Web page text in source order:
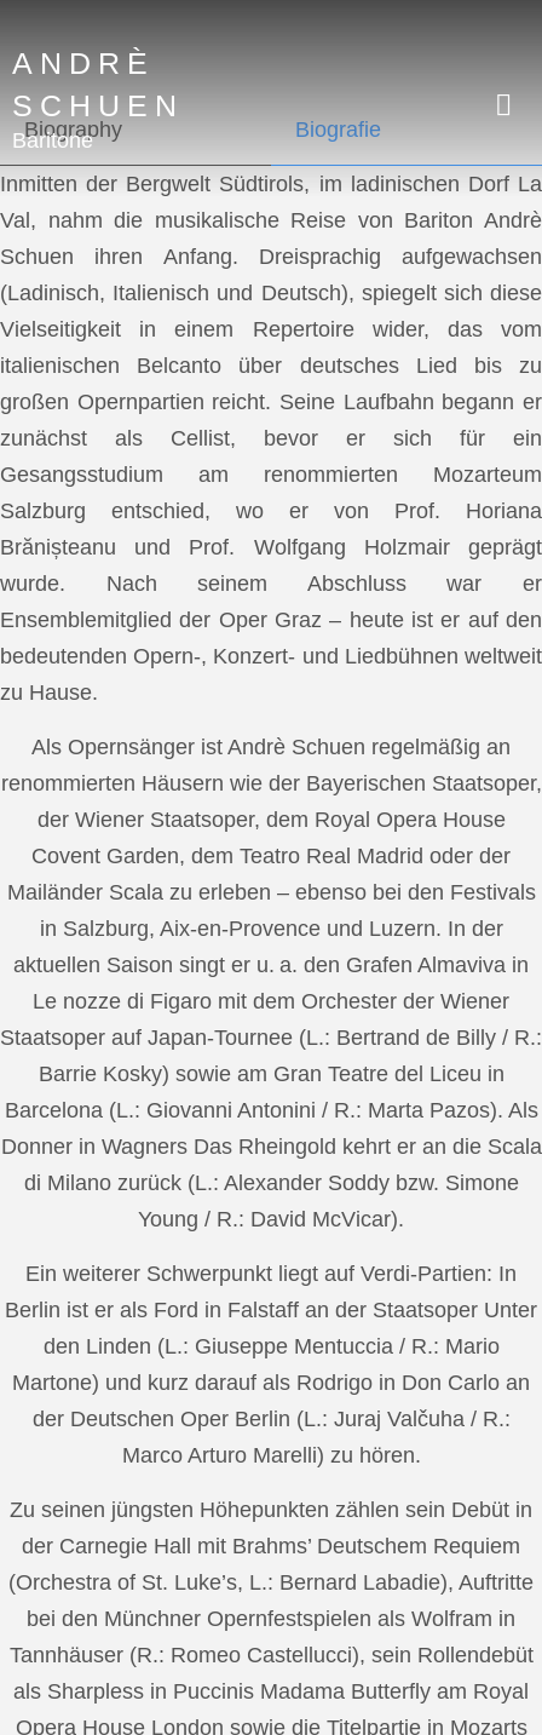
ANDRÈ
SCHUEN
Baritone
Biography Biografie
Inmitten der Bergwelt Südtirols, im ladinischen Dorf La
Val, nahm die musikalische Reise von Bariton Andrè
Schuen ihren Anfang. Dreisprachig aufgewachsen
(Ladinisch, Italienisch und Deutsch), spiegelt sich diese
Vielseitigkeit in einem Repertoire wider, das vom
italienischen Belcanto über deutsches Lied bis zu
großen Opernpartien reicht. Seine Laufbahn begann er
zunächst als Cellist, bevor er sich für ein
Gesangsstudium am renommierten Mozarteum
Salzburg entschied, wo er von Prof. Horiana
Brănișteanu und Prof. Wolfgang Holzmair geprägt
wurde. Nach seinem Abschluss war er
Ensemblemitglied der Oper Graz – heute ist er auf den
bedeutenden Opern-, Konzert- und Liedbühnen weltweit
zu Hause.
Als Opernsänger ist Andrè Schuen regelmäßig an
renommierten Häusern wie der Bayerischen Staatsoper,
der Wiener Staatsoper, dem Royal Opera House
Covent Garden, dem Teatro Real Madrid oder der
Mailänder Scala zu erleben – ebenso bei den Festivals
in Salzburg, Aix-en-Provence und Luzern. In der
aktuellen Saison singt er u. a. den Grafen Almaviva in
Le nozze di Figaro mit dem Orchester der Wiener
Staatsoper auf Japan-Tournee (L.: Bertrand de Billy / R.:
Barrie Kosky) sowie am Gran Teatre del Liceu in
Barcelona (L.: Giovanni Antonini / R.: Marta Pazos). Als
Donner in Wagners Das Rheingold kehrt er an die Scala
di Milano zurück (L.: Alexander Soddy bzw. Simone
Young / R.: David McVicar).
Ein weiterer Schwerpunkt liegt auf Verdi-Partien: In
Berlin ist er als Ford in Falstaff an der Staatsoper Unter
den Linden (L.: Giuseppe Mentuccia / R.: Mario
Martone) und kurz darauf als Rodrigo in Don Carlo an
der Deutschen Oper Berlin (L.: Juraj Valčuha / R.:
Marco Arturo Marelli) zu hören.
Zu seinen jüngsten Höhepunkten zählen sein Debüt in
der Carnegie Hall mit Brahms’ Deutschem Requiem
(Orchestra of St. Luke’s, L.: Bernard Labadie), Auftritte
bei den Münchner Opernfestspielen als Wolfram in
Tannhäuser (R.: Romeo Castellucci), sein Rollendebüt
als Sharpless in Puccinis Madama Butterfly am Royal
Opera House London sowie die Titelpartie in Mozarts